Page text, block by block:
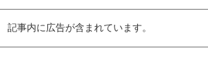
記事内に広告が含まれています。